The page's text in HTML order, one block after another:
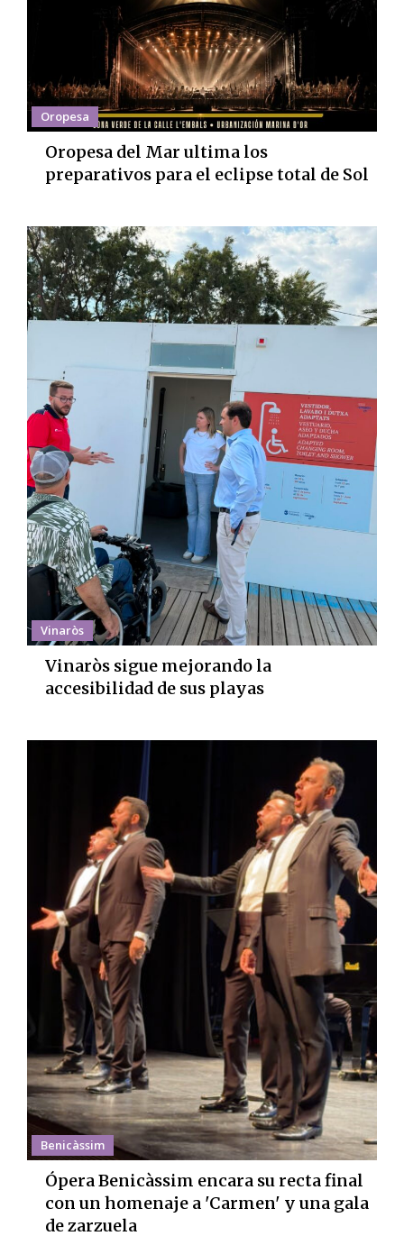
Oropesa
Oropesa del Mar ultima los
preparativos para el eclipse total de Sol
Vinaròs
Vinaròs sigue mejorando la
accesibilidad de sus playas
Benicàssim
Ópera Benicàssim encara su recta final
con un homenaje a 'Carmen' y una gala
de zarzuela